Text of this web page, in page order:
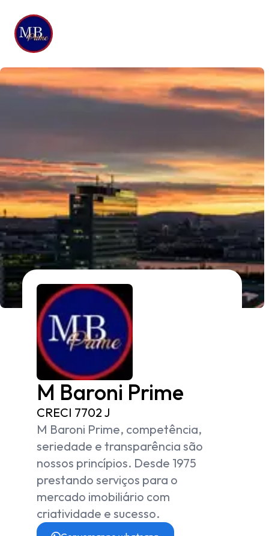
M Baroni Prime
CRECI 7702 J
M Baroni Prime, competência,
seriedade e transparência são
nossos princípios. Desde 1975
prestando serviços para o
mercado imobiliário com
criatividade e sucesso.